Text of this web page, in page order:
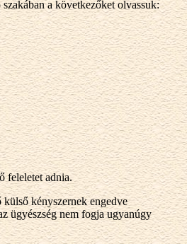
a következőket olvassuk:
feleletet adnia.
kényszernek engedve
ügyészség nem fogja ugyanúgy